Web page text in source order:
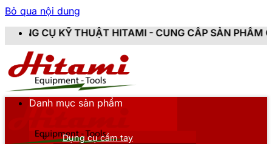
Bỏ qua nội dung
HITAMI - CUNG CẤP SẢN PHẨM CHÍNH HÃNG,
Danh mục sản phẩm
Dụng cụ cầm tay